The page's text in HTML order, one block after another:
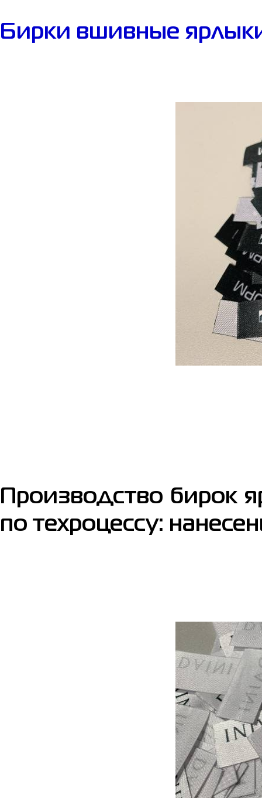
Бирки вшивные
Производство бирок
по техроцессу: